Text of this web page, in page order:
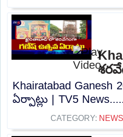
Khairatabad
ఏర్పాట్లు | TV5
CATEGORY: NEWS